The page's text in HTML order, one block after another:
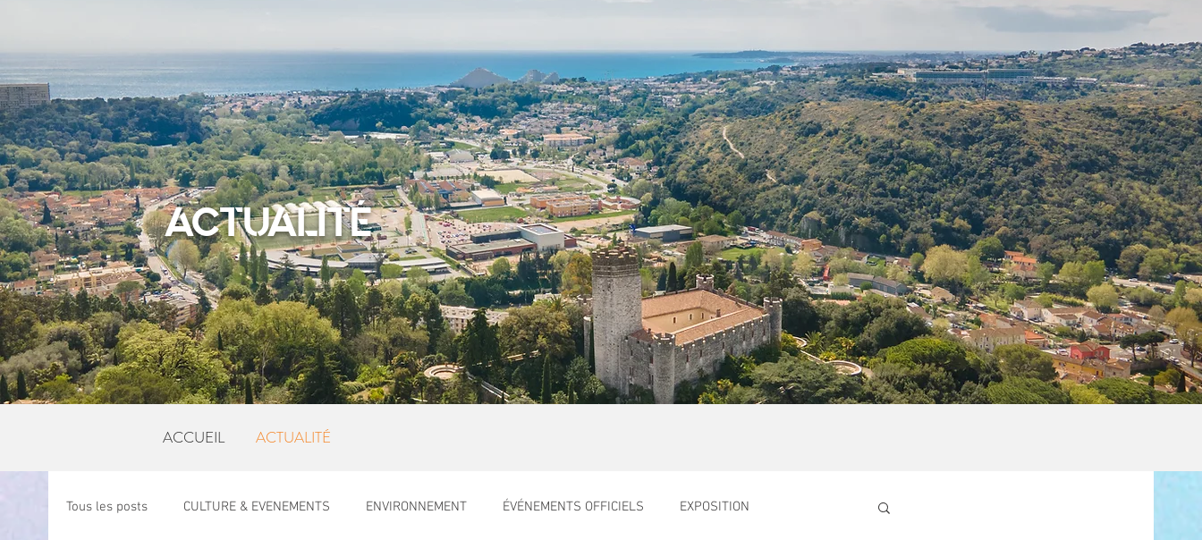
ACTUALITÉ
ACCUEIL ACTUALITÉ
Tous les posts CULTURE & EVENEMENTS ENVIRONNEMENT ÉVÉNEMENTS OFFICIELS EXPOSITION